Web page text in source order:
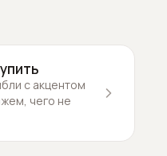
с акцентом
чего не